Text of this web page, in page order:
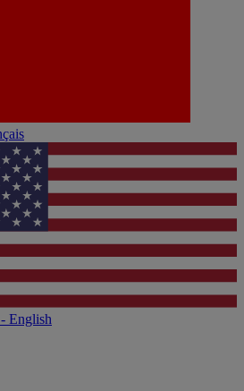
English